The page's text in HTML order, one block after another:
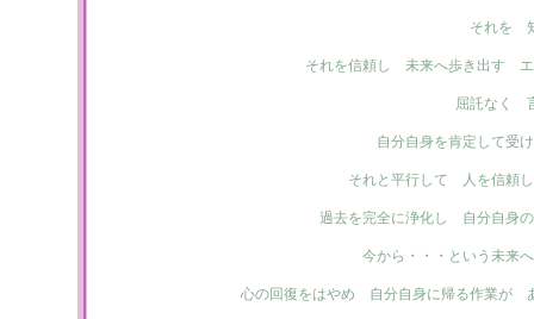
それを
それを信頼し 未来へ歩き出す エ
屈託なく
自分自身を肯定して受
それと平行して 人を信頼
過去を完全に浄化し 自分自身
今から・・・という未来
心の回復をはやめ 自分自身に帰る作業が